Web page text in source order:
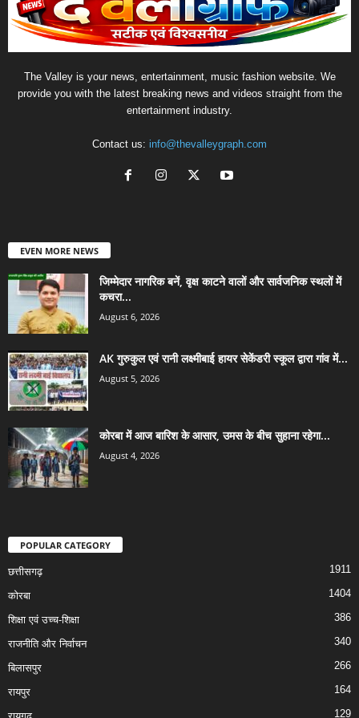
The Valley is your news, entertainment, music fashion website. We
provide you with the latest breaking news and videos straight from the
entertainment industry.
Contact us: info@thevalleygraph.com
EVEN MORE NEWS
जिम्मेदार नागरिक बनें, वृक्ष काटने वालों और सार्वजनिक स्थलों में
कचरा...
August 6, 2026
AK गुरुकुल एवं रानी लक्ष्मीबाई हायर सेकेंडरी स्कूल द्वारा गांव में...
August 5, 2026
कोरबा में आज बारिश के आसार, उमस के बीच सुहाना रहेगा...
August 4, 2026
POPULAR CATEGORY
छत्तीसगढ़ 1911
कोरबा 1404
शिक्षा एवं उच्च-शिक्षा 386
राजनीति और निर्वाचन 340
बिलासपुर 266
रायपुर 164
129